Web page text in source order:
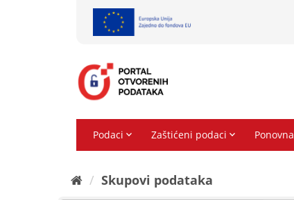
Skupovi podаtаkа